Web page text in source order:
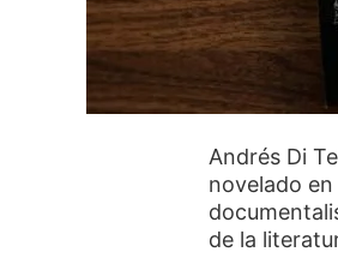
Andrés Di
novelado
de la